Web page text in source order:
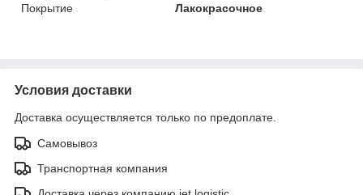
Покрытие
Лакокрасочное
Условия доставки
Доставка осуществляется только по предоплате.
Самовывоз
Транспортная компания